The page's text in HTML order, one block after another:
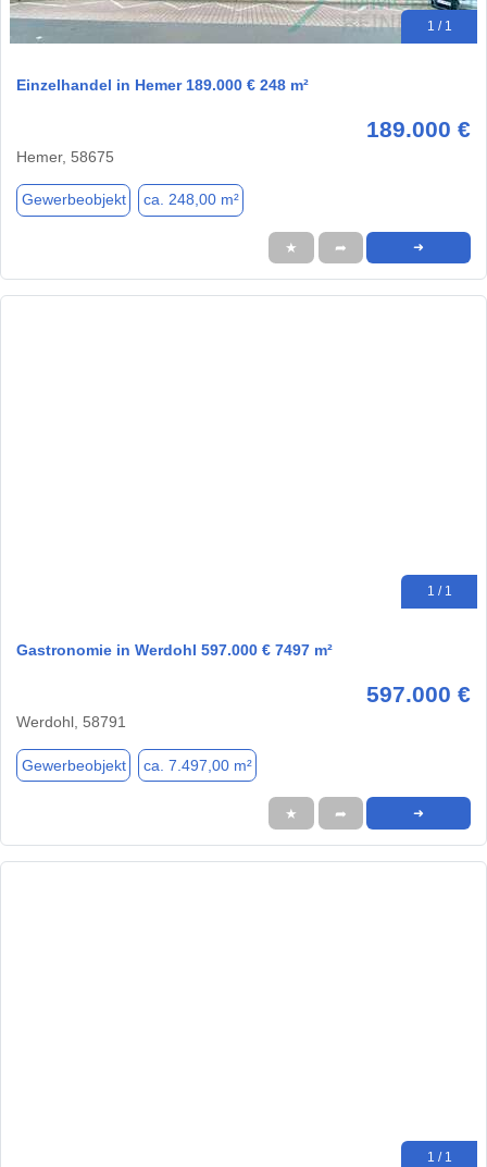
1 / 1
Einzelhandel in Hemer 189.000 € 248 m²
189.000 €
Hemer, 58675
Gewerbeobjekt ca. 248,00 m²
★ ➦ ➜
1 / 1
Gastronomie in Werdohl 597.000 € 7497 m²
597.000 €
Werdohl, 58791
Gewerbeobjekt ca. 7.497,00 m²
★ ➦ ➜
1 / 1